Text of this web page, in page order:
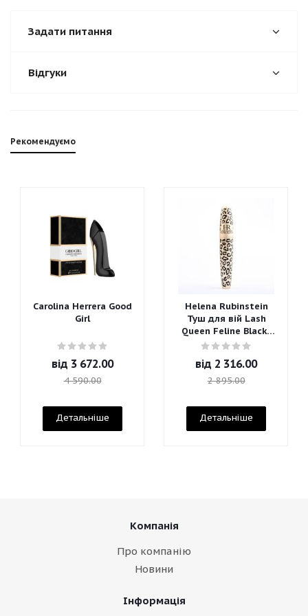
Задати питання
Відгуки
Рекомендуємо
Carolina Herrera Good
Girl
від 3 672.00
4 590.00
Детальніше
Helena Rubinstein
Туш для вій Lash
Queen Feline Blacks
Mascara
від 2 316.00
2 895.00
Детальніше
Компанія
Про компанію
Новини
Інформація